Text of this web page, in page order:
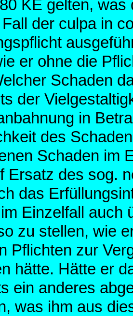
KE gelten,
der culpa in
er ohne die
Schaden
der
in
des
Schaden im
Ersatz des sog.
das
Einzelfall auch
zu stellen, wie
Pflichten zur
hätte. Hätte er
ein anderes
was ihm aus